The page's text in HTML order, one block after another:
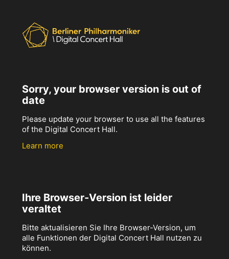
Sorry, your browser version is out of
date
Please update your browser to use all the features
of the Digital Concert Hall.
Learn more
Ihre Browser-Version ist leider
veraltet
Bitte aktualisieren Sie Ihre Browser-Version, um
alle Funktionen der Digital Concert Hall nutzen zu
können.